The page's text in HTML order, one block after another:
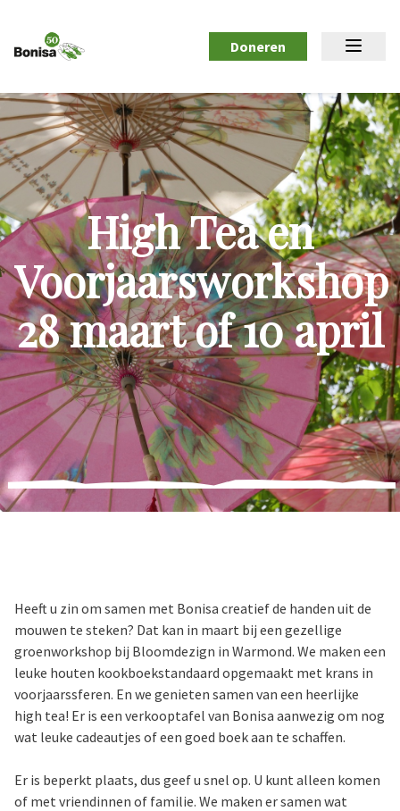
Doneren
High Tea en
Voorjaarsworkshop
28 maart of 10 april
Heeft u zin om samen met Bonisa creatief de handen uit de
mouwen te steken? Dat kan in maart bij een gezellige
groenworkshop bij Bloomdezign in Warmond. We maken een
leuke houten kookboekstandaard opgemaakt met krans in
voorjaarssferen. En we genieten samen van een heerlijke
high tea! Er is een verkooptafel van Bonisa aanwezig om nog
wat leuke cadeautjes of een goed boek aan te schaffen.
Er is beperkt plaats, dus geef u snel op. U kunt alleen komen
of met vriendinnen of familie. We maken er samen wat